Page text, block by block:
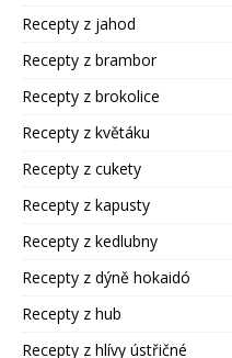
Recepty z jahod
Recepty z brambor
Recepty z brokolice
Recepty z květáku
Recepty z cukety
Recepty z kapusty
Recepty z kedlubny
Recepty z dýně hokaidó
Recepty z hub
Recepty z hlívy ústřičné